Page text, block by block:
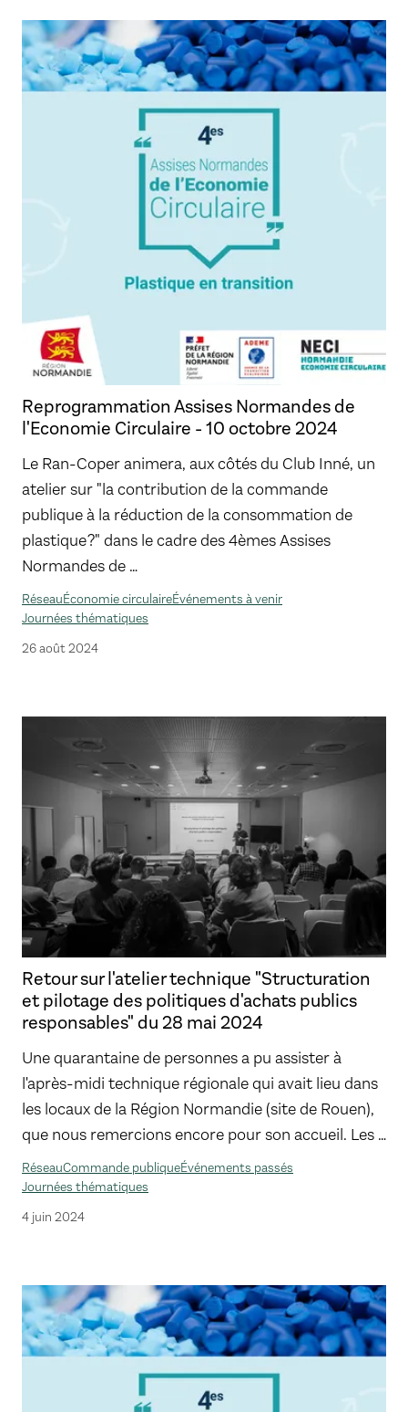
Reprogrammation Assises Normandes de
l'Economie Circulaire - 10 octobre 2024
Le Ran-Coper animera, aux côtés du Club Inné, un
atelier sur "la contribution de la commande
publique à la réduction de la consommation de
plastique ?" dans le cadre des 4èmes Assises
Normandes de …
RéseauÉconomie circulaireÉvénements à venir
Journées thématiques
26 août 2024
Retour sur l'atelier technique "Structuration
et pilotage des politiques d'achats publics
responsables" du 28 mai 2024
Une quarantaine de personnes a pu assister à
l'après-midi technique régionale qui avait lieu dans
les locaux de la Région Normandie (site de Rouen),
que nous remercions encore pour son accueil. Les …
RéseauCommande publiqueÉvénements passés
Journées thématiques
4 juin 2024